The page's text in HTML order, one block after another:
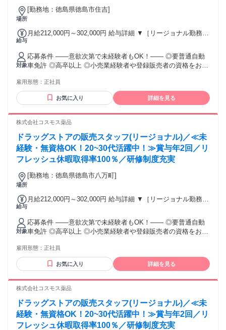
場所
[勤務地：徳島県徳島市住吉]
給与
月給212,000円～302,000円 給与詳細 ▼［リージョナル勤務］
（残業時間 月2h程度） 247,000円～277,000円 【スキルアッ
プコース】早期キャリアアップを目指したい方向け 271,000円
～317,600円 （15ｈ分時間外手当含む。実際の残業時間11
ｈ） ※赴任住宅手当3万円込み（家賃6万円の物件入居の場
344,300円 （29ｈ分時間外手当含む。実際の残業時間16.5ｈ）
※赴任住宅手当3万円込み（家賃6万円の物件入居の場合）
【経験者B】小売業で店長・マネジメント職経験者(登録販売
者)) 309,300円～376,200円 （39ｈ分時間外手当含む。実際の
残業時間22ｈ） ※赴任住宅手当3万円込み（家賃6万円の物件
入居の場合） 勤務形態やエリアによって異なります。 詳細に
ついては【勤務地範囲と給与について】をご確認ください。
対象
応募条件 ――意欲次第で未経験者もOK！―― ◎要普通自動
車免許 ◎高卒以上 ◎小売業経験者や登録販売者の資格をお持
後、資格取得を目指すことも可能。研修や講習会もあり。 ※
同業界からの転職者が増えてきており、入社後活躍に繋がっ
ています。もちろん異業界からの応募や、第二新卒者も含め
雇用形態： 正社員
お気に入り 詳細を見る
株式会社コスモス薬品
ドラッグストアの販売スタッフ(リージョナル)／≪未
経験・無資格OK！20~30代活躍中！≫賞与年2回／リ
フレッシュ休暇取得率100％／研修制度充実
場所
[勤務地：徳島県徳島市八万町]
給与
月給212,000円～302,000円 給与詳細 ▼［リージョナル勤務］
（残業時間 月2h程度） 247,000円～277,000円 【スキルアッ
プコース】早期キャリアアップを目指したい方向け 271,000円
～317,600円 （15ｈ分時間外手当含む。実際の残業時間11
ｈ） ※赴任住宅手当3万円込み（家賃6万円の物件入居の場
344,300円 （29ｈ分時間外手当含む。実際の残業時間16.5ｈ）
※赴任住宅手当3万円込み（家賃6万円の物件入居の場合）
【経験者B】小売業で店長・マネジメント職経験者(登録販売
者)) 309,300円～376,200円 （39ｈ分時間外手当含む。実際の
残業時間22ｈ） ※赴任住宅手当3万円込み（家賃6万円の物件
入居の場合） 勤務形態やエリアによって異なります。 詳細に
ついては【勤務地範囲と給与について】をご確認ください。
対象
応募条件 ――意欲次第で未経験者もOK！―― ◎要普通自動
車免許 ◎高卒以上 ◎小売業経験者や登録販売者の資格をお持
後、資格取得を目指すことも可能。研修や講習会もあり。 ※
同業界からの転職者が増えてきており、入社後活躍に繋がっ
ています。もちろん異業界からの応募や、第二新卒者も含め
雇用形態： 正社員
お気に入り 詳細を見る
株式会社コスモス薬品
ドラッグストアの販売スタッフ(リージョナル)／≪未
経験・無資格OK！20~30代活躍中！≫賞与年2回／リ
フレッシュ休暇取得率100％／研修制度充実